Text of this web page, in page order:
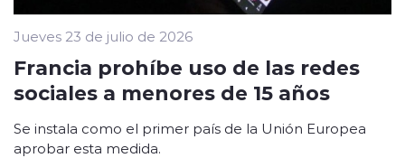
Jueves 23 de julio de 2026
Francia prohíbe uso de las redes
sociales a menores de 15 años
Se instala como el primer país de la Unión Europea
aprobar esta medida.